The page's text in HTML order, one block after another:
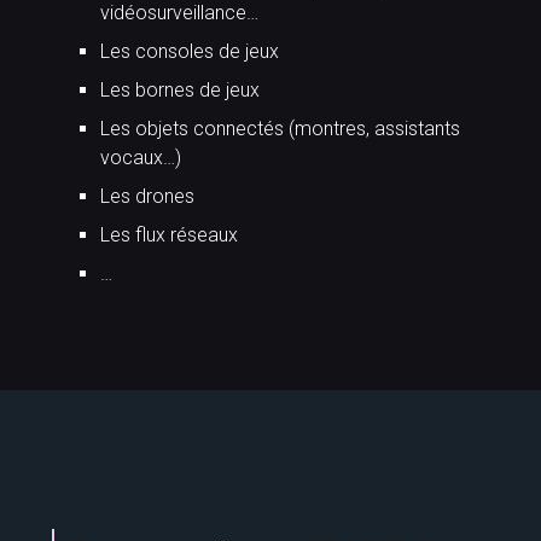
vidéosurveillance…
Les consoles de jeux
Les bornes de jeux
Les objets connectés (montres, assistants
vocaux…)
Les drones
Les flux réseaux
…